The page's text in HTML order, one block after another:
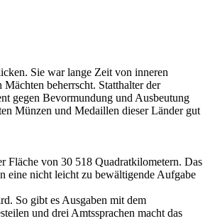
Sie war lange Zeit von inneren
beherrscht. Statthalter der
gegen Bevormundung und Ausbeutung
Münzen und Medaillen dieser Länder gut
Fläche von 30 518 Quadratkilometern. Das
eine nicht leicht zu bewältigende Aufgabe
So gibt es Ausgaben mit dem
und drei Amtssprachen macht das